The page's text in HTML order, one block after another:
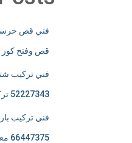
قص وفتح كور
فني تركيب
52227343 تركيب شترات
فني تركيب
66447375 معلم سيراميك و باركيه